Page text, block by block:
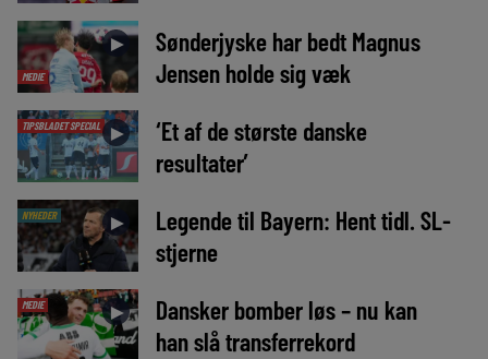
MEDIE
►
Sønderjyske har bedt Magnus
Jensen holde sig væk
TIPSBLADET SPECIAL ►
‘Et af de største danske
resultater’
NYHEDER ►
Legende til Bayern: Hent tidl. SL-
stjerne
MEDIE ►
Dansker bomber løs – nu kan
han slå transferrekord